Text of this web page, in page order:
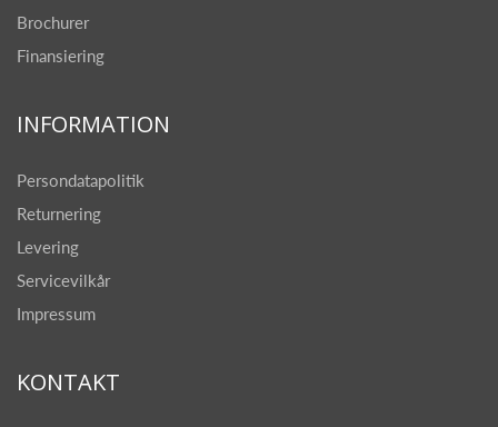
Brochurer
Finansiering
INFORMATION
Persondatapolitik
Returnering
Levering
Servicevilkår
Impressum
KONTAKT